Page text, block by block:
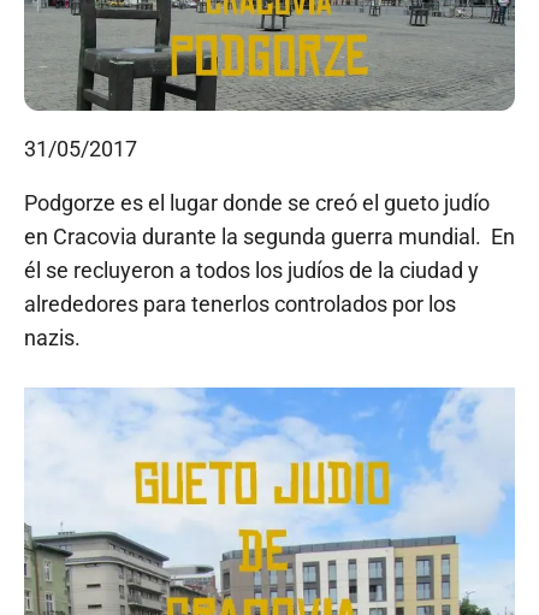
31/05/2017
Podgorze es el lugar donde se creó el gueto judío
en Cracovia durante la segunda guerra mundial. En
él se recluyeron a todos los judíos de la ciudad y
alrededores para tenerlos controlados por los
nazis.